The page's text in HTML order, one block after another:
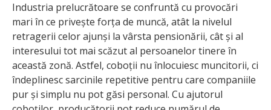
Industria prelucrătoare se confruntă cu provocări
mari în ce privește forța de muncă, atât la nivelul
retragerii celor ajunși la vârsta pensionării, cât și al
interesului tot mai scăzut al persoanelor tinere în
această zonă. Astfel, coboții nu înlocuiesc muncitorii, ci
îndeplinesc sarcinile repetitive pentru care companiile
pur și simplu nu pot găsi personal. Cu ajutorul